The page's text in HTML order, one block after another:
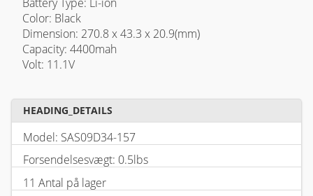
Color: Black
Dimension: 270.8 x 43.3 x 20.9(mm)
Capacity: 4400mah
Volt: 11.1V
HEADING_DETAILS
Model: SAS09D34-157
Forsendelsesvægt: 0.5lbs
11 Antal på lager